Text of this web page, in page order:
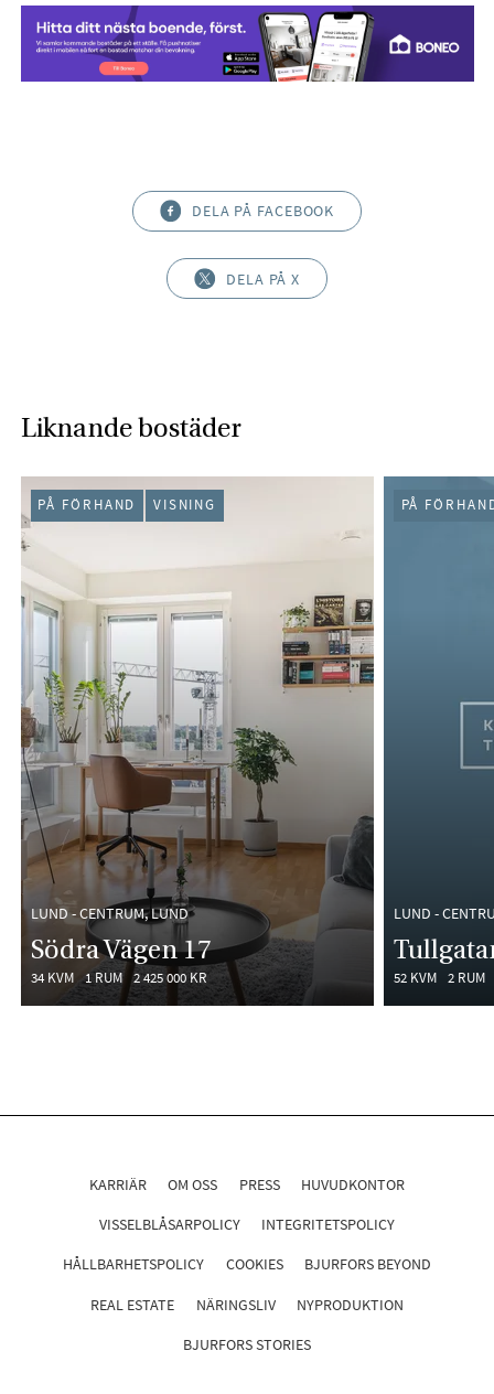
DELA PÅ FACEBOOK
DELA PÅ X
Liknande bostäder
LUND - CENTRUM, LUND
Södra Vägen 17
34 KVM 1 RUM 2 425 000 KR
PÅ FÖRHAND VISNING
LUND -
52 KVM 2 RUM
PÅ
KARRIÄR OM OSS PRESS HUVUDKONTOR
VISSELBLÅSARPOLICY INTEGRITETSPOLICY
HÅLLBARHETSPOLICY COOKIES BJURFORS BEYOND
REAL ESTATE NÄRINGSLIV NYPRODUKTION
BJURFORS STORIES